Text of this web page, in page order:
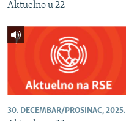
Aktuelno u 22
30. DECEMBAR/PROSINAC, 2025.